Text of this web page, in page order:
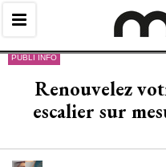
PUBLI INFO
Renouvelez
escalier sur